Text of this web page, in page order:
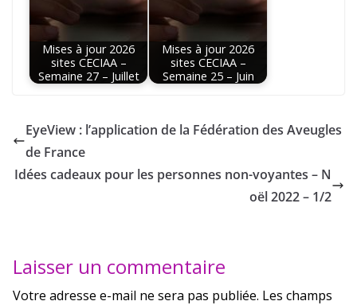
Mises à jour 2026
sites CECIAA –
Semaine 27 – Juillet
Mises à jour 2026
sites CECIAA –
Semaine 25 – Juin
EyeView : l’application de la Fédération des Aveugles
de France
Idées cadeaux pour les personnes non-voyantes – N
oël 2022 – 1/2
Laisser un commentaire
Votre adresse e-mail ne sera pas publiée. Les champs